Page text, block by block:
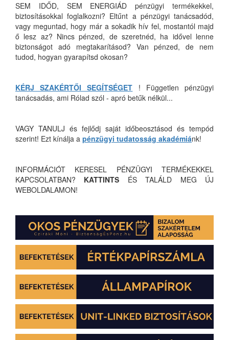
SEM IDŐD, SEM ENERGIÁD pénzügyi termékekkel,
biztosításokkal foglalkozni? Eltűnt a pénzügyi tanácsadód,
vagy meguntad, hogy már a sokadik hív fel, mostantól majd
ő lesz az? Nincs pénzed, de szeretnéd, ha idővel lenne
biztonságot adó megtakarításod? Van pénzed, de nem
tudod, hogyan gyarapítsd okosan?
KÉRJ SZAKÉRTŐI SEGÍTSÉGET ! Független pénzügyi
tanácsadás, ami Rólad szól - apró betűk nélkül...
VAGY TANULJ és fejlődj saját időbeosztásod és tempód
szerint! Ezt kínálja a pénzügyi tudatosság akadémiánk!
INFORMÁCIÓT KERESEL PÉNZÜGYI TERMÉKEKKEL
KAPCSOLATBAN? KATTINTS ÉS TALÁLD MEG ÚJ
WEBOLDALAMON!